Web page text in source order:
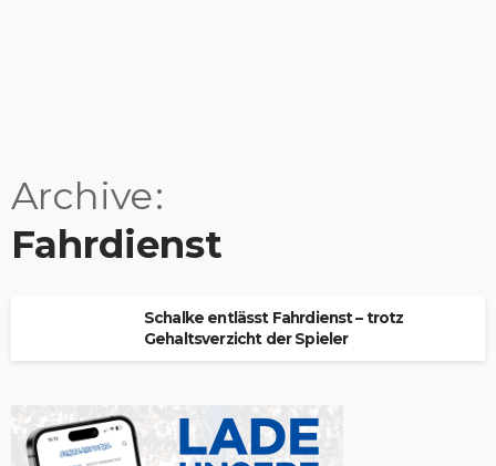
Archive
Fahrdienst
Schalke entlässt Fahrdienst – trotz
Gehaltsverzicht der Spieler